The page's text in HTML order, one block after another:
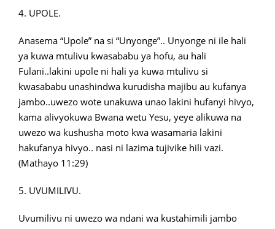
4. UPOLE.
Anasema “Upole” na si “Unyonge”.. Unyonge ni ile hali
ya kuwa mtulivu kwasababu ya hofu, au hali
Fulani..lakini upole ni hali ya kuwa mtulivu si
kwasababu unashindwa kurudisha majibu au kufanya
jambo..uwezo wote unakuwa unao lakini hufanyi hivyo,
kama alivyokuwa Bwana wetu Yesu, yeye alikuwa na
uwezo wa kushusha moto kwa wasamaria lakini
hakufanya hivyo.. nasi ni lazima tujivike hili vazi.
(Mathayo 11:29)
5. UVUMILIVU.
Uvumilivu ni uwezo wa ndani wa kustahimili jambo